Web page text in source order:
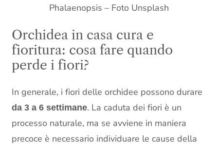
Phalaenopsis – Foto Unsplash
Orchidea in casa cura e
fioritura: cosa fare quando
perde i fiori?
In generale, i fiori delle orchidee possono durare
da 3 a 6 settimane. La caduta dei fiori è un
processo naturale, ma se avviene in maniera
precoce è necessario individuare le cause della